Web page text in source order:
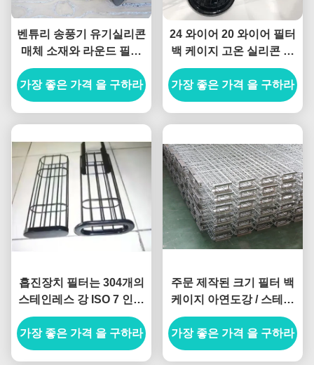
벤튜리 송풍기 유기실리콘
매체 소재와 라운드 필터
백 케이지
가장 좋은 가격 을 구하라
24 와이어 20 와이어 필터
백 케이지 고온 실리콘 코
팅
가장 좋은 가격 을 구하라
흡진장치 필터는 304개의
스테인레스 강 ISO 7 인치
필터 속을 자루에 넣고 가
둡니다
가장 좋은 가격 을 구하라
주문 제작된 크기 필터 백
케이지 아연도강 / 스테인
레스 강
가장 좋은 가격 을 구하라